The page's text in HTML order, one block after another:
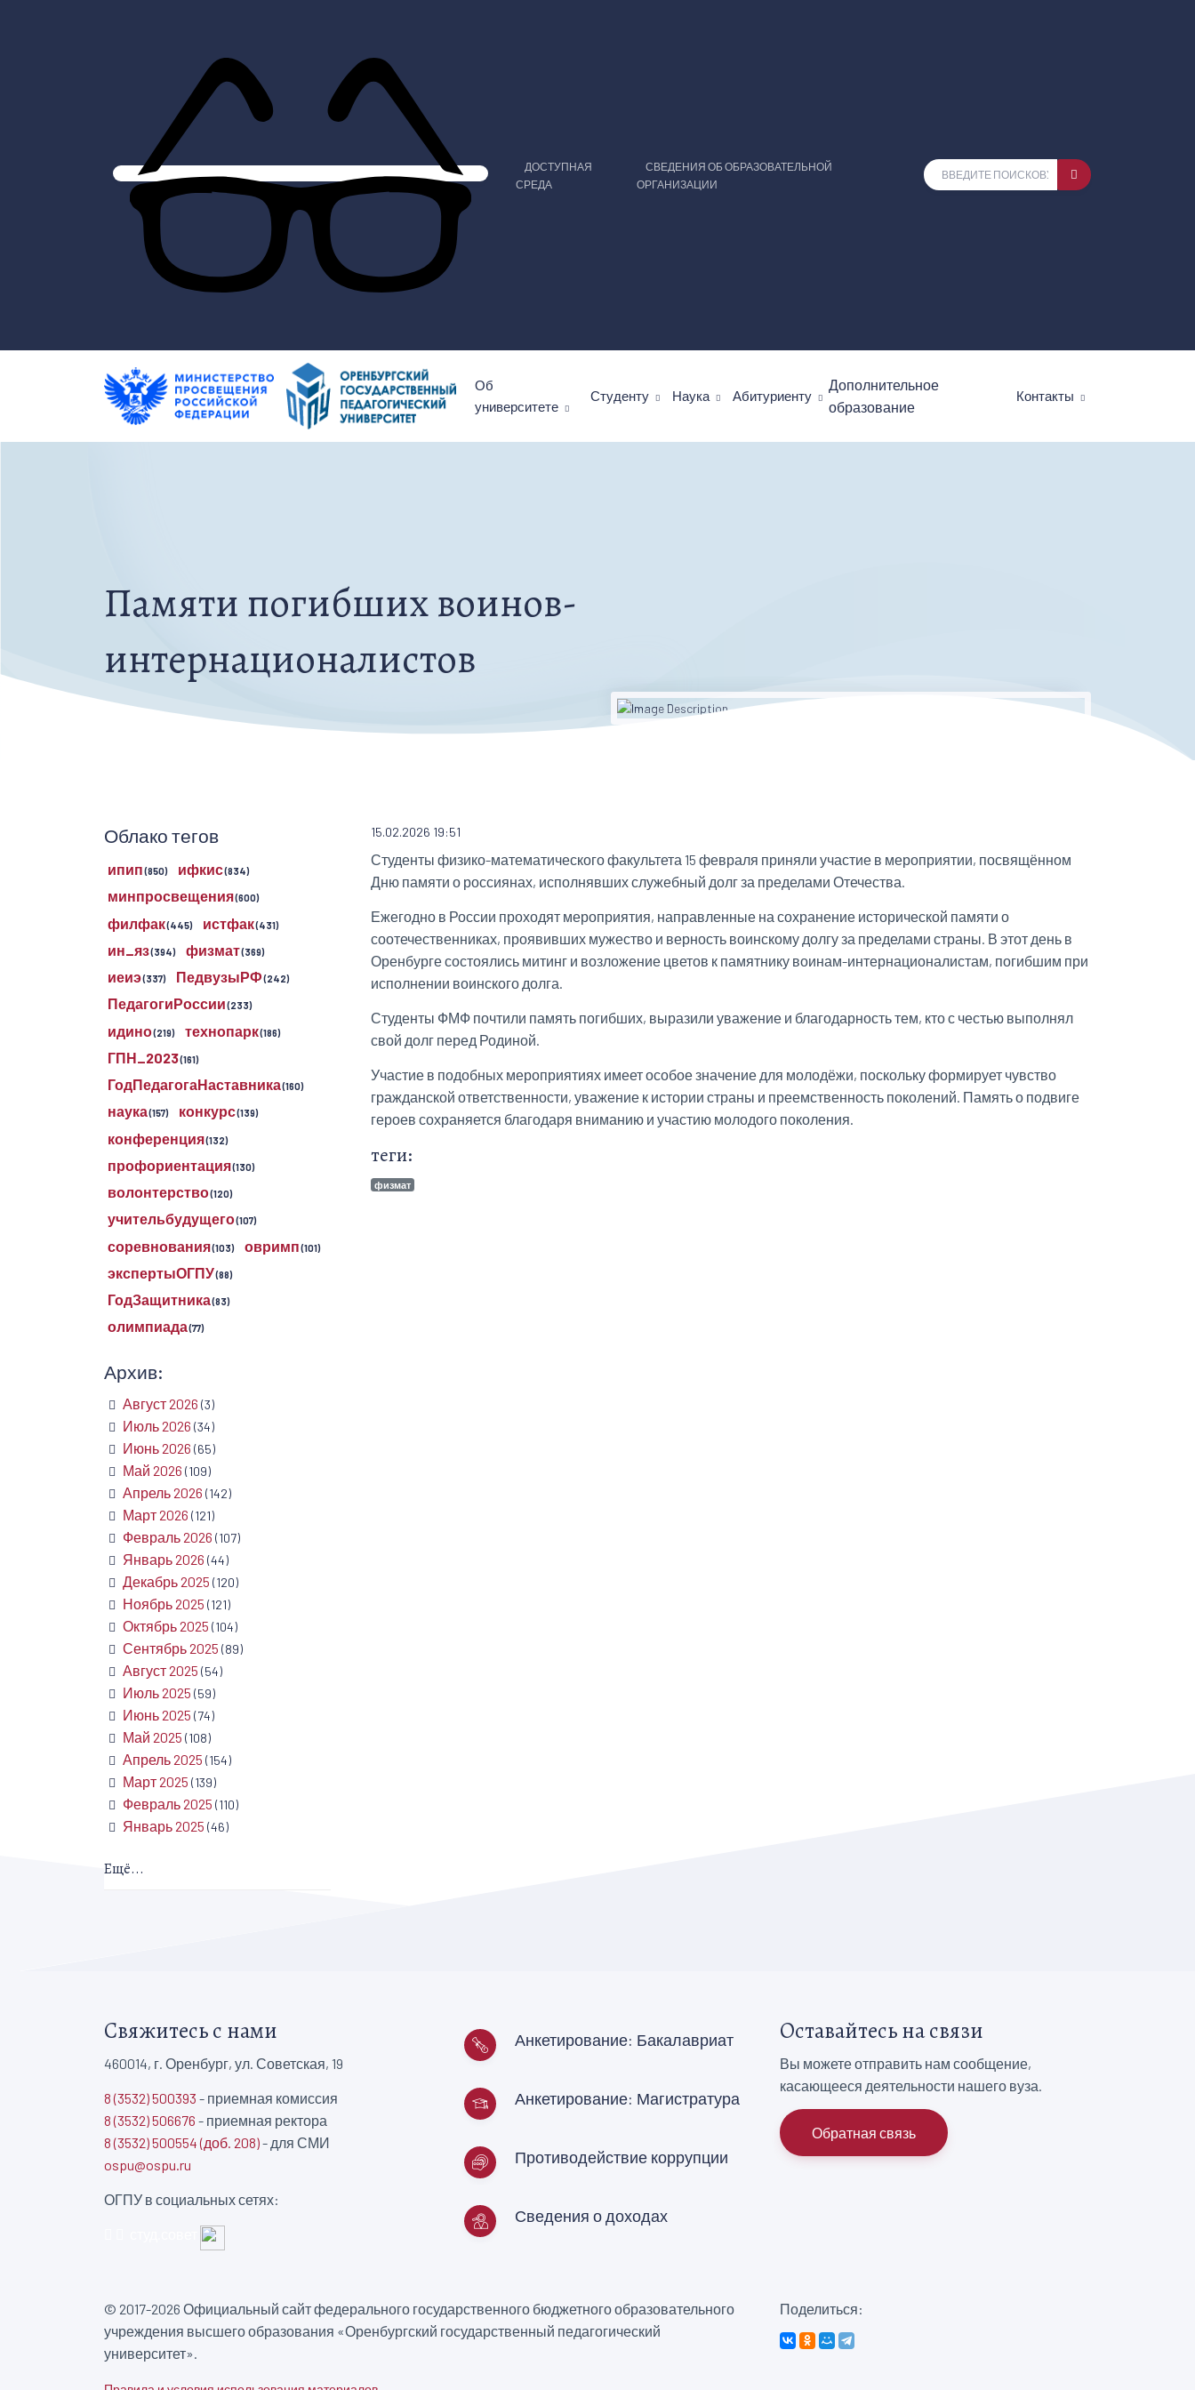
ДОСТУПНАЯ
СРЕДА
СВЕДЕНИЯ ОБ ОБРАЗОВАТЕЛЬНОЙ
ОРГАНИЗАЦИИ
Об
университете
Студенту Наука Абитуриенту
Дополнительное
образование
Контакты
Памяти погибших воинов-
интернационалистов
15.02.2026 19:51
Студенты физико-математического факультета 15 февраля приняли участие в мероприятии, посвящённом
Дню памяти о россиянах, исполнявших служебный долг за пределами Отечества.
Ежегодно в России проходят мероприятия, направленные на сохранение исторической памяти о
соотечественниках, проявивших мужество и верность воинскому долгу за пределами страны. В этот день в
Оренбурге состоялись митинг и возложение цветов к памятнику воинам-интернационалистам, погибшим при
исполнении воинского долга.
Студенты ФМФ почтили память погибших, выразили уважение и благодарность тем, кто с честью выполнял
свой долг перед Родиной.
Участие в подобных мероприятиях имеет особое значение для молодёжи, поскольку формирует чувство
гражданской ответственности, уважение к истории страны и преемственность поколений. Память о подвиге
героев сохраняется благодаря вниманию и участию молодого поколения.
теги:
физмат
Облако тегов
ипип(850) ифкис(834)
минпросвещения(600)
филфак(445) истфак(431)
ин_яз(394) физмат(369)
иеиэ(337) ПедвузыРФ(242)
ПедагогиРоссии(233)
идино(219) технопарк(186)
ГПН_2023(161)
ГодПедагогаНаставника(160)
наука(157) конкурс(139)
конференция(132)
профориентация(130)
волонтерство(120)
учительбудущего(107)
соревнования(103) овримп(101)
экспертыОГПУ(88)
ГодЗащитника(83)
олимпиада(77)
Архив:
Август 2026 (3)
Июль 2026 (34)
Июнь 2026 (65)
Май 2026 (109)
Апрель 2026 (142)
Март 2026 (121)
Февраль 2026 (107)
Январь 2026 (44)
Декабрь 2025 (120)
Ноябрь 2025 (121)
Октябрь 2025 (104)
Сентябрь 2025 (89)
Август 2025 (54)
Июль 2025 (59)
Июнь 2025 (74)
Май 2025 (108)
Апрель 2025 (154)
Март 2025 (139)
Февраль 2025 (110)
Январь 2025 (46)
Ещё...
Свяжитесь с нами
460014, г. Оренбург, ул. Советская, 19
8 (3532) 500393 - приемная комиссия
8 (3532) 506676 - приемная ректора
8 (3532) 500554 (доб. 208)- для СМИ
ospu@ospu.ru
ОГПУ в социальных сетях:
Анкетирование: Бакалавриат
Анкетирование: Магистратура
Противодействие коррупции
Сведения о доходах
Оставайтесь на связи
Вы можете отправить нам сообщение,
касающееся деятельности нашего вуза.
Обратная связь
© 2017-2026 Официальный сайт федерального государственного бюджетного образовательного
учреждения высшего образования «Оренбургский государственный педагогический
университет».
Поделиться: